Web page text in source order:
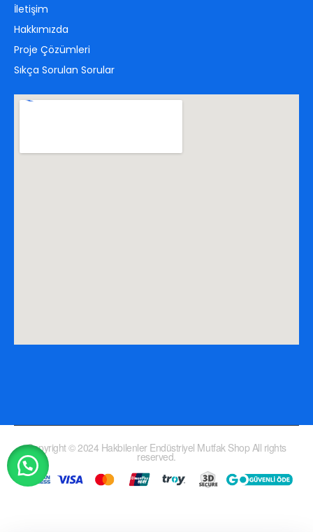
İletişim
Hakkımızda
Proje Çözümleri
Sıkça Sorulan Sorular
Copyright © 2024 Hakbilenler Endüstriyel Mutfak Shop All rights
reserved.